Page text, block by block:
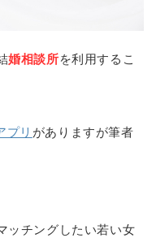
婚相談所を利用するこ
プリ がありますが筆者
ッチングしたい若い女